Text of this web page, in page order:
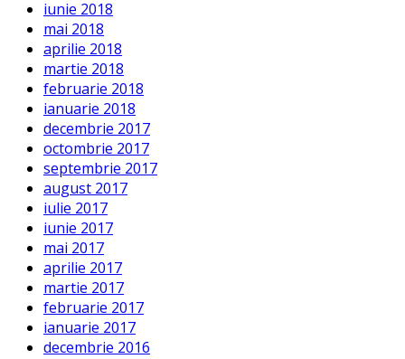
iunie 2018
mai 2018
aprilie 2018
martie 2018
februarie 2018
ianuarie 2018
decembrie 2017
octombrie 2017
septembrie 2017
august 2017
iulie 2017
iunie 2017
mai 2017
aprilie 2017
martie 2017
februarie 2017
ianuarie 2017
decembrie 2016